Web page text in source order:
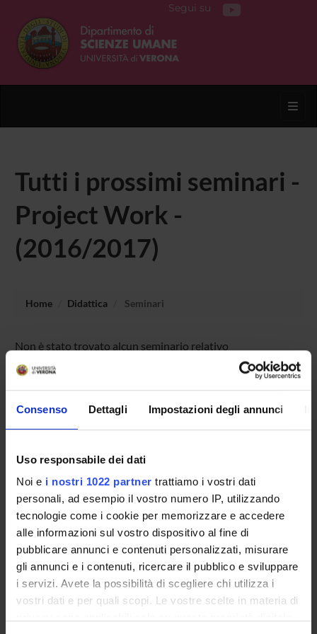
Consenso Dettagli Impostazioni degli annunci
Uso responsabile dei dati
Noi e i nostri 1022 partner trattiamo i vostri dati
personali, ad esempio il vostro numero IP, utilizzando
tecnologie come i cookie per memorizzare e accedere
alle informazioni sul vostro dispositivo al fine di
pubblicare annunci e contenuti personalizzati, misurare
gli annunci e i contenuti, ricercare il pubblico e sviluppare
i servizi. Avete la possibilità di scegliere chi utilizza i
vostri dati e per quali scopi. Le vostre scelte in materia di
Segui su
Tutti i prossimi seminari -
Project Work -
(2016/2017)
Home Didattica Seminari
Non è stato trovato alcun seminario relativo
all'insegnamento Project Work.
CORSI DI STUDIO
DOTTORATI, MASTER E FORMAZIONE SUPERIORE
Contatti
Persone
Luoghi
Calendario